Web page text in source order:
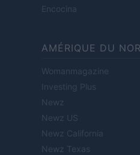
Encocina
AMÉRIQUE DU
Womanmagazine
Investing Plus
Newz
Newz US
Newz California
Newz Texas